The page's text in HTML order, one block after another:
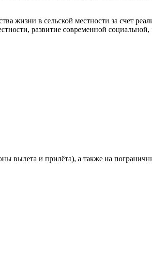
жизни в сельской местности за счет
развитие современной
вылета и прилёта), а также на